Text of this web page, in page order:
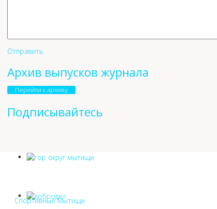
Отправить
Архив выпусков журнала
Перейти к архиву
Подписывайтесь
Спортивные Мытищи